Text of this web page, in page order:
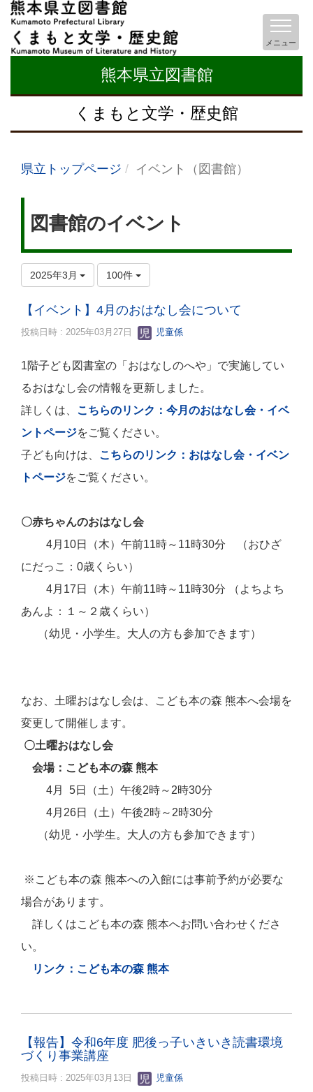
熊本県立図書館
くまもと文学・歴史館
メニュー
県立トップページ イベント（図書館）
図書館のイベント
2025年3月 100件
【イベント】4月のおはなし会について
投稿日時 : 2025年03月27日 児童係
1階子ども図書室の「おはなしのへや」で実施してい
るおはなし会の情報を更新しました。
詳しくは、 こちらのリンク：今月のおはなし会・イベ
ントページをご覧ください。
子ども向けは、 こちらのリンク：おはなし会・イベン
トページをご覧ください。
〇赤ちゃんのおはなし会
4月10日（木）午前11時～11時30分 （おひざ
にだっこ：0歳くらい）
4月17日（木）午前11時～11時30分 （よちよち
あんよ：１～２歳くらい）
（幼児・小学生。大人の方も参加できます）
なお、土曜おはなし会は、こども本の森 熊本へ会場を
変更して開催します。
〇土曜おはなし会
会場：こども本の森 熊本
4月 5日
（土）午後2時～2時30分
4月26日（土）午後2時～2時30分
（幼児・小学生。大人の方も参加できます）
※こども本の森 熊本への入館には事前予約が必要な
場合があります。
詳しくはこども本の森 熊本へお問い合わせくださ
い。
リンク：こども本の森 熊本
【報告】令和6年度 肥後っ子いきいき読書環境
づくり事業講座
投稿日時 : 2025年03月13日 児童係